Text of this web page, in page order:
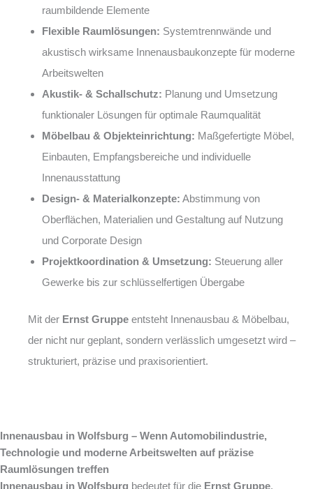
raumbildende Elemente
Flexible Raumlösungen: Systemtrennwände und
akustisch wirksame Innenausbaukonzepte für moderne
Arbeitswelten
Akustik- & Schallschutz: Planung und Umsetzung
funktionaler Lösungen für optimale Raumqualität
Möbelbau & Objekteinrichtung: Maßgefertigte Möbel,
Einbauten, Empfangsbereiche und individuelle
Innenausstattung
Design- & Materialkonzepte: Abstimmung von
Oberflächen, Materialien und Gestaltung auf Nutzung
und Corporate Design
Projektkoordination & Umsetzung: Steuerung aller
Gewerke bis zur schlüsselfertigen Übergabe
Mit der Ernst Gruppe entsteht Innenausbau & Möbelbau,
der nicht nur geplant, sondern verlässlich umgesetzt wird –
strukturiert, präzise und praxisorientiert.
Innenausbau in Wolfsburg – Wenn Automobilindustrie,
Technologie und moderne Arbeitswelten auf präzise
Raumlösungen treffen
Innenausbau in Wolfsburg bedeutet für die Ernst Gruppe,